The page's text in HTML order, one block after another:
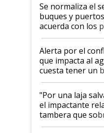
Se normaliza el
buques y
acuerda con los
suspende el
desregulación
Alerta por el
que impacta al
cuesta tener un
y el peligro de
pase a ser "país
"Por una laja
el impactante
tambera que
tornado